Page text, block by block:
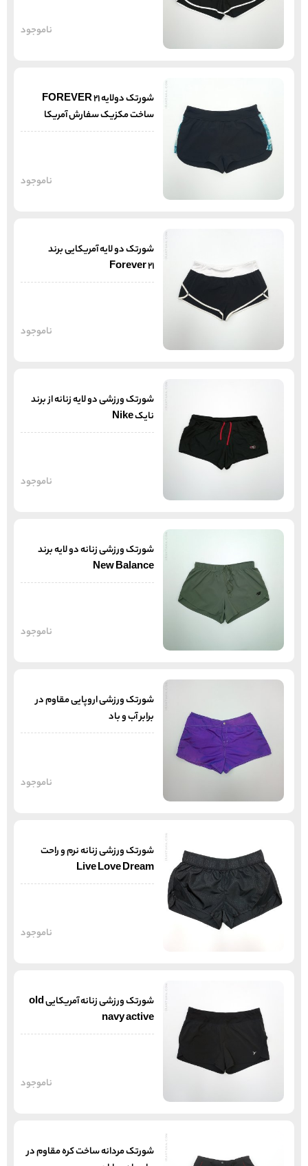
ناموجود
شورتک دولایه FOREVER 21
ساخت مکزیک سفارش آمریکا
ناموجود
شورتک‌ دو لایه آمریکایی برند
Forever 21
ناموجود
شورتک ورزشی دو لایه زنانه از برند
نایک Nike
ناموجود
شورتک ورزشی زنانه دو لایه برند
New Balance
ناموجود
شورتک ورزشی اروپایی مقاوم در
برابر آب و باد
ناموجود
شورتک ورزشی زنانه نرم و راحت
Live Love Dream
ناموجود
شورتک ورزشی زنانه آمریکایی old
navy active
ناموجود
شورتک مردانه ساخت کره مقاوم در